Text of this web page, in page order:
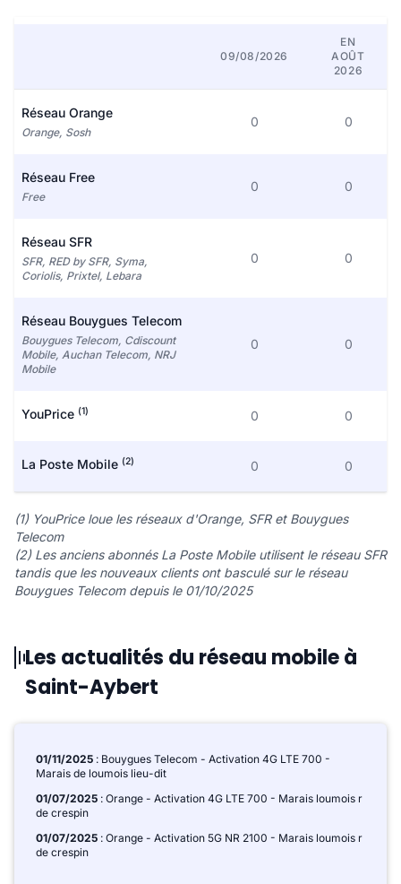
09/08/2026
EN
AOÛT
2026
Réseau Orange
Orange, Sosh
0 0
Réseau Free
Free
0 0
Réseau SFR
SFR, RED by SFR, Syma,
Coriolis, Prixtel, Lebara
0 0
Réseau Bouygues Telecom
Bouygues Telecom, Cdiscount
Mobile, Auchan Telecom, NRJ
Mobile
0 0
YouPrice (1) 0 0
La Poste Mobile (2) 0 0
(1) YouPrice loue les réseaux d'Orange, SFR et Bouygues
Telecom
(2) Les anciens abonnés La Poste Mobile utilisent le réseau SFR
tandis que les nouveaux clients ont basculé sur le réseau
Bouygues Telecom depuis le 01/10/2025
Les actualités du réseau mobile à
Saint-Aybert
01/11/2025 : Bouygues Telecom - Activation 4G LTE 700 -
Marais de loumois lieu-dit
01/07/2025 : Orange - Activation 4G LTE 700 - Marais loumois r
de crespin
01/07/2025 : Orange - Activation 5G NR 2100 - Marais loumois r
de crespin